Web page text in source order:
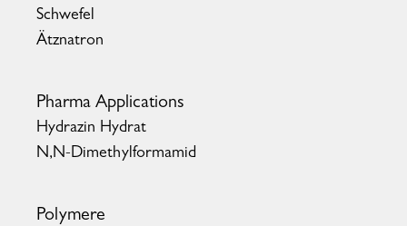
Schwefel
Ätznatron
Pharma Applications
Hydrazin Hydrat
N,N-Dimethylformamid
Polymere